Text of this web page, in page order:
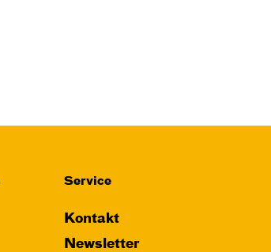
Service
Kontakt
Newsletter